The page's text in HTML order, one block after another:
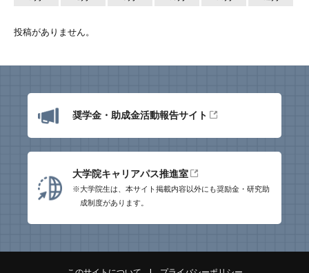
投稿がありません。
奨学金・助成金活動報告サイト
大学院キャリアパス推進室
※大学院生は、本サイト掲載内容以外にも奨励金・研究助
成制度があります。